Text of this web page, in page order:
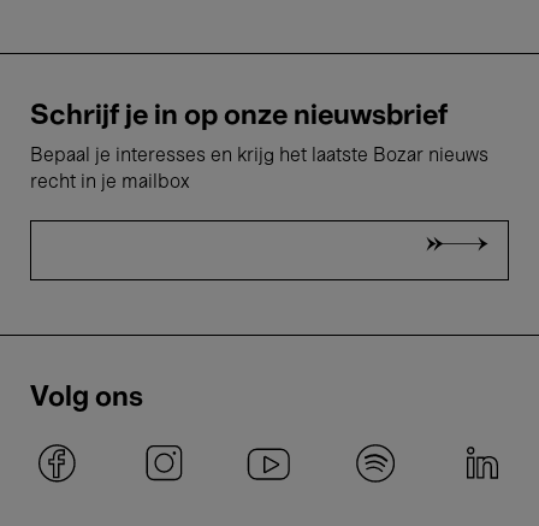
Schrijf je in op onze nieuwsbrief
Bepaal je interesses en krijg het laatste Bozar nieuws
recht in je mailbox
Volg ons